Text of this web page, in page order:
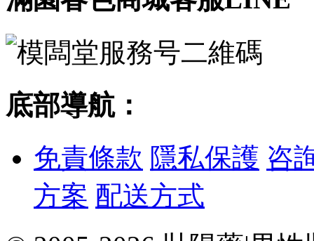
底部導航：
免責條款 隱私保護 咨
方案 配送方式